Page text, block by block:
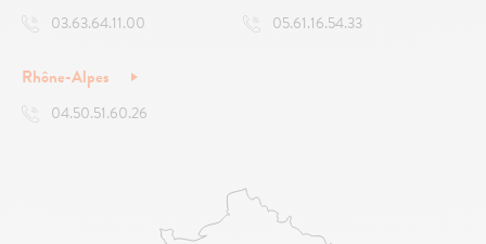
03.63.64.11.00 05.61.16.54.33
Rhône-Alpes
04.50.51.60.26